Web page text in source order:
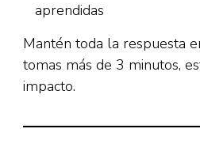
aprendidas​
Mantén toda la respuesta
tomas más de 3 minutos,
impacto.​